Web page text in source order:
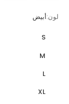
لون:أبيض
S
M
L
XL